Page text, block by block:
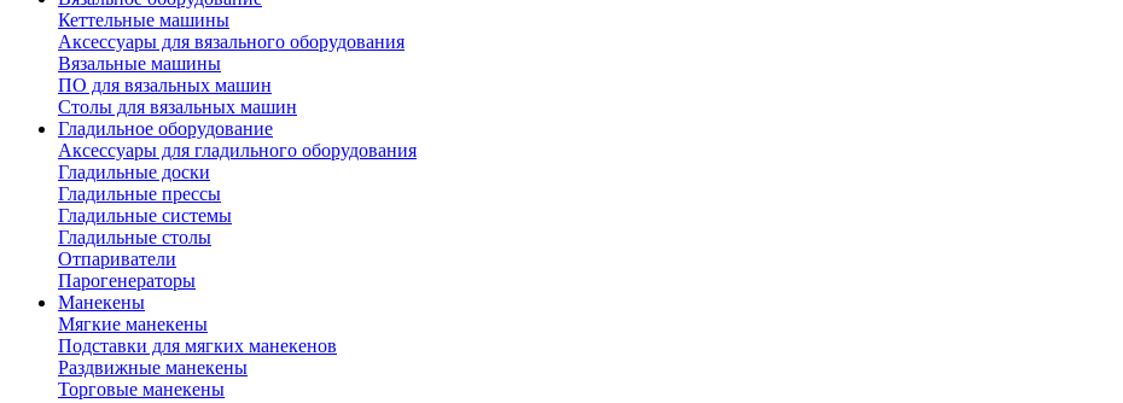
Кеттельные машины
Аксессуары для вязального оборудования
Вязальные машины
ПО для вязальных машин
Столы для вязальных машин
Гладильное оборудование
Аксессуары для гладильного оборудования
Гладильные доски
Гладильные прессы
Гладильные системы
Гладильные столы
Отпариватели
Парогенераторы
Манекены
Мягкие манекены
Подставки для мягких манекенов
Раздвижные манекены
Торговые манекены